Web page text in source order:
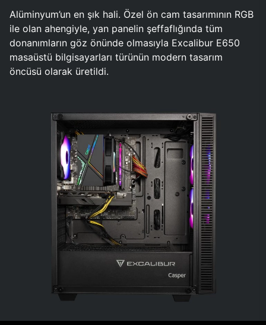
Alüminyum’un en şık hali. Özel ön cam tasarımının RGB
ile olan ahengiyle, yan panelin şeffaflığında tüm
donanımların göz önünde olmasıyla Excalibur E650
masaüstü bilgisayarları türünün modern tasarım
öncüsü olarak üretildi.